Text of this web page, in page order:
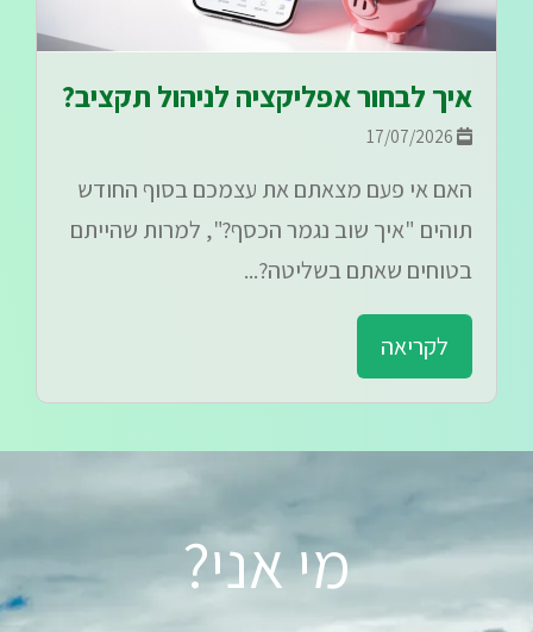
איך לבחור אפליקציה לניהול תקציב?
האם אי פעם מצאתם את עצמכם בסוף החודש
תוהים "איך שוב נגמר הכסף?", למרות שהייתם
בטוחים שאתם בשליטה?...
לקריאה
מי אני?